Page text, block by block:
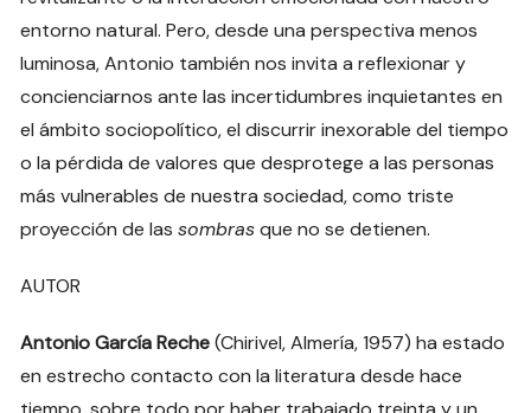
entorno natural. Pero, desde una perspectiva menos
luminosa, Antonio también nos invita a reflexionar y
concienciarnos ante las incertidumbres inquietantes en
el ámbito sociopolítico, el discurrir inexorable del tiempo
o la pérdida de valores que desprotege a las personas
más vulnerables de nuestra sociedad, como triste
proyección de lassombrasque no se detienen.
AUTOR
Antonio García Reche(Chirivel, Almería, 1957) ha estado
en estrecho contacto con la literatura desde hace